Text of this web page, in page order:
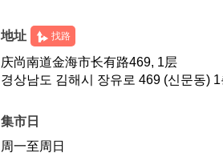
地址 找路
庆尚南道金海市长有路469, 1层
경상남도 김해시 장유로 469 (신문동)
集市日
周一至周日